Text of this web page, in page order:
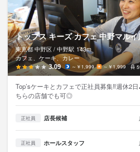
トップス キーズ カフェ 中野マル
東京都 中野区 / 中野駅 143m
カフェ、ケーキ、カレー
3.09 ～￥1,999 ～￥1,999
Top’sケーキとカフェで正社員募集‼︎週休2
ちらの店舗でも可◎
正社員 店長候補
正社員 ホールスタッフ